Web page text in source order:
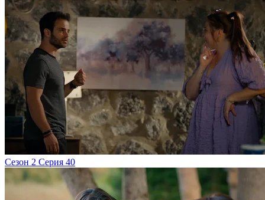
Сезон 2 Серия 40